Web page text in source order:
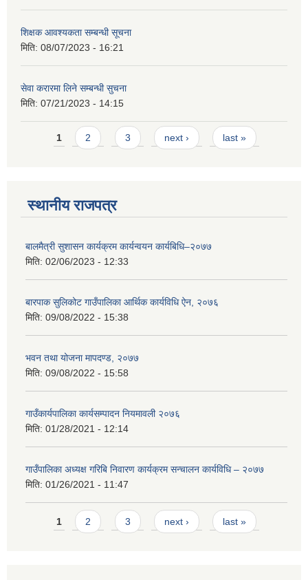
शिक्षक आवश्यकता सम्बन्धी सूचना
मिति: 08/07/2023 - 16:21
सेवा करारमा लिने सम्बन्धी सुचना
मिति: 07/21/2023 - 14:15
Pages
1 2 3 next › last »
स्थानीय राजपत्र
बालमैत्री सुशासन कार्यक्रम कार्यन्वयन कार्यबिधि–२०७७
मिति: 02/06/2023 - 12:33
बारपाक सुलिकोट गाउँपालिका आर्थिक कार्यविधि ऐन, २०७६
मिति: 09/08/2022 - 15:38
भवन तथा योजना मापदण्ड, २०७७
मिति: 09/08/2022 - 15:58
गाउँकार्यपालिका कार्यसम्पादन नियमावली २०७६
मिति: 01/28/2021 - 12:14
गाउँपालिका अध्यक्ष गरिबि निवारण कार्यक्रम सन्चालन कार्यविधि – २०७७
मिति: 01/26/2021 - 11:47
Pages
1 2 3 next › last »